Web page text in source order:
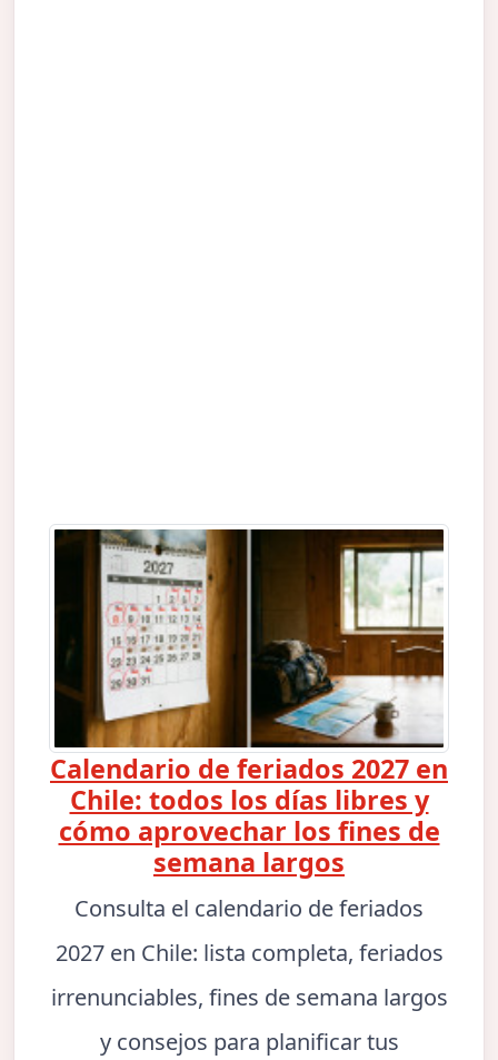
Calendario de feriados 2027 en
Chile: todos los días libres y
cómo aprovechar los fines de
semana largos
Consulta el calendario de feriados
2027 en Chile: lista completa, feriados
irrenunciables, fines de semana largos
y consejos para planificar tus